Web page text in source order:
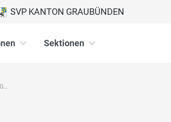
SVP KANTON GRAUBÜNDEN
Sektionen